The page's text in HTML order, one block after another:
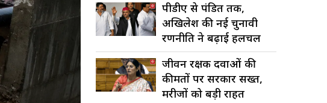
पीडीए से पंडित तक,
अखिलेश की नई चुनावी
रणनीति ने बढ़ाई हलचल
जीवन रक्षक दवाओं की
कीमतों पर सरकार सख्त,
मरीजों को बड़ी राहत